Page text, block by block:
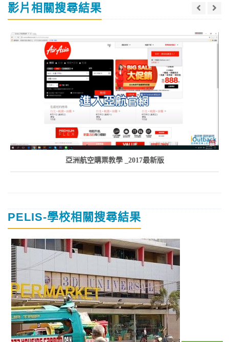
影片相關搜尋結果
亞洲航空購票教學 _2017最新版
PELIS-學校相關搜尋結果